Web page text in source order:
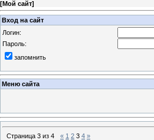
[Мой сайт]
Вход на сайт
Логин:
Пароль:
запомнить
Меню сайта
Страница 3 из 4 « 1 2 3 4 »